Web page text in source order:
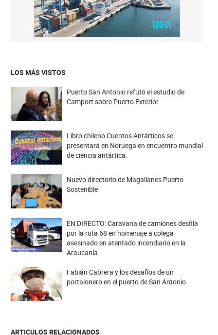
LOS MÁS VISTOS
Puerto San Antonio refutó el estudio de
Camport sobre Puerto Exterior.
Libro chileno Cuentos Antárticos se
presentará en Noruega en encuentro mundial
de ciencia antártica.
Nuevo directorio de Magallanes Puerto
Sostenible
EN DIRECTO: Caravana de camiones desfila
por la ruta 68 en homenaje a colega
asesinado en atentado incendiario en la
Araucanía
Fabián Cabrera y los desafíos de un
portalonero en el puerto de San Antonio
ARTICULOS RELACIONADOS